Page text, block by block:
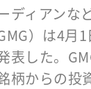
ディアンな
GMG）は4
表した。
柄からの投